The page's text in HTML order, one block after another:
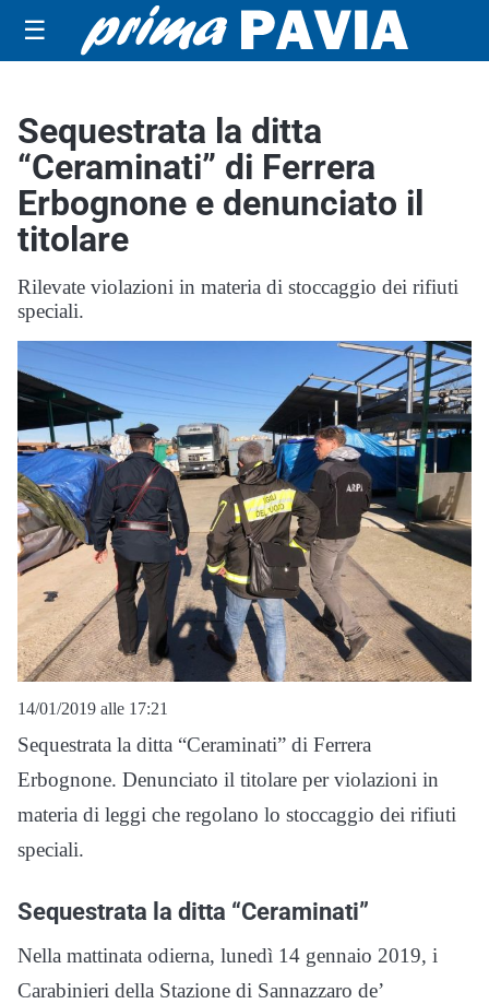
☰
Sequestrata la ditta
“Ceraminati” di Ferrera
Erbognone e denunciato il
titolare
Rilevate violazioni in materia di stoccaggio dei rifiuti
speciali.
14/01/2019 alle 17:21
Sequestrata la ditta “Ceraminati” di Ferrera
Erbognone. Denunciato il titolare per violazioni in
materia di leggi che regolano lo stoccaggio dei rifiuti
speciali.
Sequestrata la ditta “Ceraminati”
Nella mattinata odierna, lunedì 14 gennaio 2019, i
Carabinieri della Stazione di Sannazzaro de’